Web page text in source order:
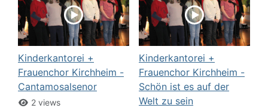
Kinderkantorei +
Frauenchor Kirchheim -
Cantamosalsenor
2 views
Kinderkantorei +
Frauenchor Kirchheim -
Schön ist es auf der
Welt zu sein